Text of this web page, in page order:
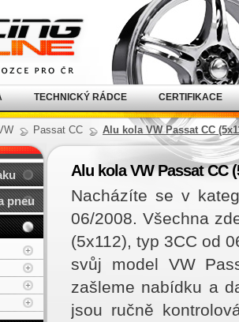
Passat CC Alu kola VW Passat CC
Alu kola VW Passat CC
Nacházíte se v
06/2008. Všechna
(5x112), typ 3CC od
svůj model VW
zašleme nabídku a
jsou ručně
pneu
TECHNICKÝ RÁDCE CERTIFIKACE